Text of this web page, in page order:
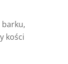
kości